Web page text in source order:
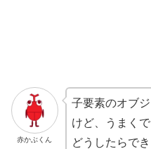
赤かぶくん
子要素のオブ
けど、うまくで
どうしたらで